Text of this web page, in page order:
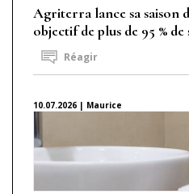
Agriterra lance sa saison
objectif de plus de 95 % de
Réagir
10.07.2026 | Maurice